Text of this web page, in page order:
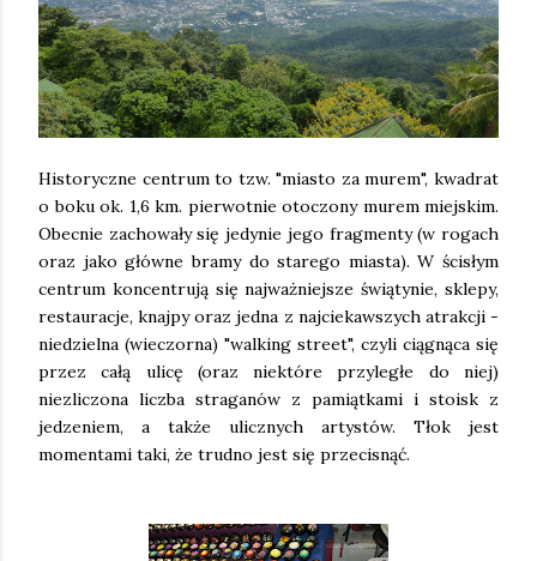
Historyczne centrum to tzw. "miasto za murem", kwadrat
o boku ok. 1,6 km. pierwotnie otoczony murem miejskim.
Obecnie zachowały się jedynie jego fragmenty (w rogach
oraz jako główne bramy do starego miasta). W ścisłym
centrum koncentrują się najważniejsze świątynie, sklepy,
restauracje, knajpy oraz jedna z najciekawszych atrakcji -
niedzielna (wieczorna) "walking street", czyli ciągnąca się
przez całą ulicę (oraz niektóre przyległe do niej)
niezliczona liczba straganów z pamiątkami i stoisk z
jedzeniem, a także ulicznych artystów. Tłok jest
momentami taki, że trudno jest się przecisnąć.